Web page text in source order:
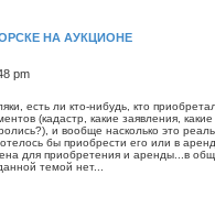
НА АУКЦИОНЕ
pm
есть ли кто-нибудь, кто
(кадастр, какие заявления,
и вообще насколько это
бы приобрести его или в
для приобретения и аренды...в
темой нет...